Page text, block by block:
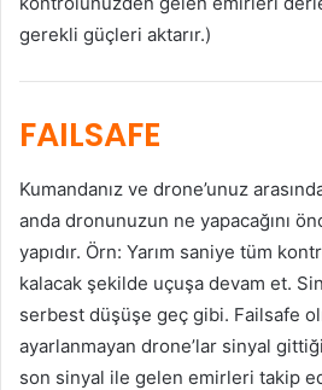
gerekli güçleri aktarır.)
FAILSAFE
Kumandanız ve drone’unuz
anda dronunuzun ne yapacağını
yapıdır. Örn: Yarım saniye tüm
kalacak şekilde uçuşa devam et.
serbest düşüşe geç gibi. Failsafe
ayarlanmayan drone’lar sinyal
son sinyal ile gelen emirleri takip